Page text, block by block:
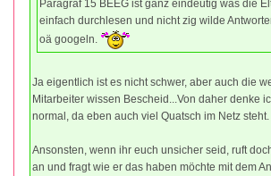
Paragraf 15 BEEG ist ganz eindeutig was die
einfach durchlesen und nicht zig wilde
oä googeln.
Ja eigentlich ist es nicht schwer, aber auch die
Mitarbeiter wissen Bescheid...Von daher denke
normal, da eben auch viel Quatsch im Netz steht.
Ansonsten, wenn ihr euch unsicher seid, ruft
an und fragt wie er das haben möchte mit dem